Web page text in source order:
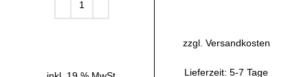
zzgl. Versandkosten
Lieferzeit: 5-7 Tage